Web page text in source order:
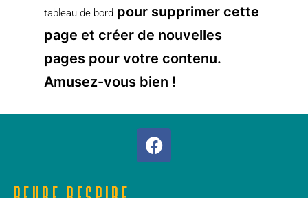
tableau de bord pour supprimer cette
page et créer de nouvelles
pages pour votre contenu.
Amusez-vous bien !